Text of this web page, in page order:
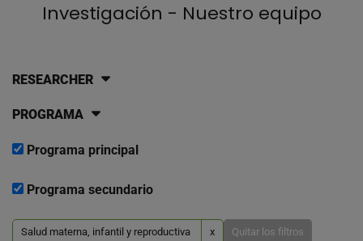
Investigación - Nuestro equipo
RESEARCHER
PROGRAMA
Programa principal
Programa secundario
Salud materna, infantil y reproductiva x Quitar los filtros